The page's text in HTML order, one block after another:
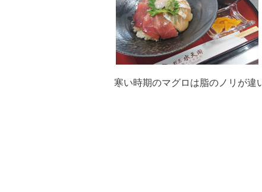
寒い時期のマグロは脂のノリが違